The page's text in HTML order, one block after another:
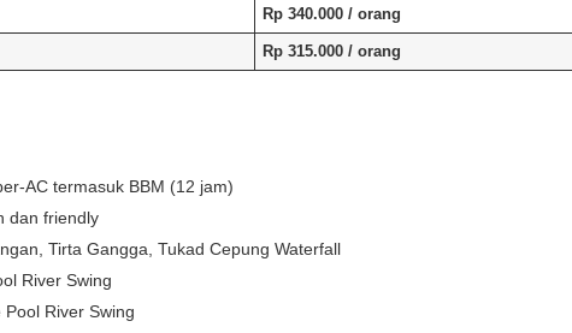
Rp 340.000/ orang
Rp 315.000/ orang
AC termasuk BBM (12 jam)
dan friendly
Tirta Gangga, Tukad Cepung Waterfall
River Swing
River Swing